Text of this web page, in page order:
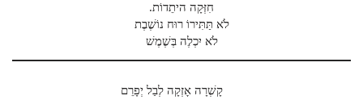
חִזְּקָה היתֵדוֹת.
לֹא תַּתִּירוֹ רוּח נוֹשֶׁבֶת
לֹא יִכְלֶה בְּשֶׁמֶשׁ
קָשְׁרָה אָזְקָה לְבַל יְפָרֵם